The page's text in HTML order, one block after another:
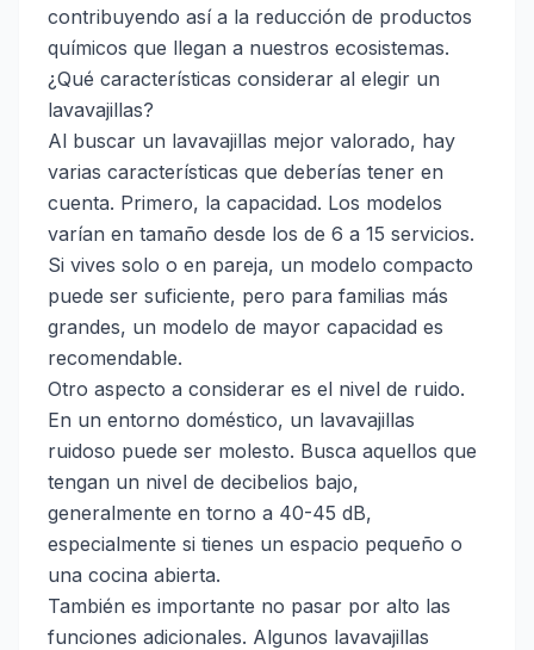
contribuyendo así a la reducción de productos
químicos que llegan a nuestros ecosistemas.
¿Qué características considerar al elegir un
lavavajillas?
Al buscar un lavavajillas mejor valorado, hay
varias características que deberías tener en
cuenta. Primero, la capacidad. Los modelos
varían en tamaño desde los de 6 a 15 servicios.
Si vives solo o en pareja, un modelo compacto
puede ser suficiente, pero para familias más
grandes, un modelo de mayor capacidad es
recomendable.
Otro aspecto a considerar es el nivel de ruido.
En un entorno doméstico, un lavavajillas
ruidoso puede ser molesto. Busca aquellos que
tengan un nivel de decibelios bajo,
generalmente en torno a 40-45 dB,
especialmente si tienes un espacio pequeño o
una cocina abierta.
También es importante no pasar por alto las
funciones adicionales. Algunos lavavajillas